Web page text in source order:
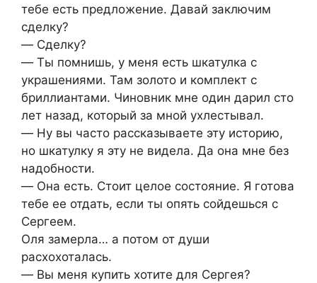
тебе есть предложение. Давай заключим
сделку?
― Сделку?
― Ты помнишь, у меня есть шкатулка с
украшениями. Там золото и комплект с
бриллиантами. Чиновник мне один дарил сто
лет назад, который за мной ухлестывал.
― Ну вы часто рассказываете эту историю,
но шкатулку я эту не видела. Да она мне без
надобности.
― Она есть. Стоит целое состояние. Я готова
тебе ее отдать, если ты опять сойдешься с
Сергеем.
Оля замерла… а потом от души
расхохоталась.
― Вы меня купить хотите для Сергея?